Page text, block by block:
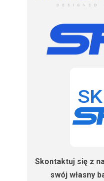
Skontaktuj się z
swój własny